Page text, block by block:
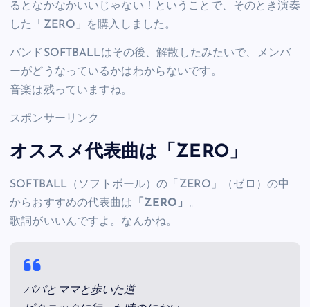
るとなかなかいいじゃない！ということで、そのとき演奏
した「ZERO」を購入しました。
バンドSOFTBALLはその後、解散したみたいで、メンバ
ーがどうなっているかはわからないです。
音楽は残っていますね。
スポンサーリンク
オススメ代表曲は「ZERO」
SOFTBALL（ソフトボール）の「ZERO」（ゼロ）の中
からおすすめの代表曲は
「ZERO」 。
歌詞がいいんですよ。なんかね。
パパとママと歩いた道